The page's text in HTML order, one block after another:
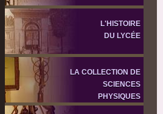
L'HISTOIRE
DU LYCÉE
LA COLLECTION DE
SCIENCES
PHYSIQUES